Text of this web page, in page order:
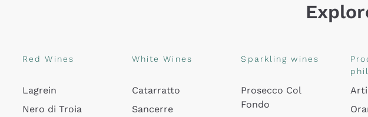
Red Wines
Lagrein
Nero di Troia
White Wines
Catarratto
Sancerre
Sparkling wines
Prosecco Col
Fondo